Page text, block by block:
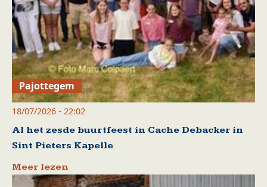
Pajottegem
18/07/2026 - 22:02
Al het zesde buurtfeest in Cache Debacker in
Sint Pieters Kapelle
Meer lezen